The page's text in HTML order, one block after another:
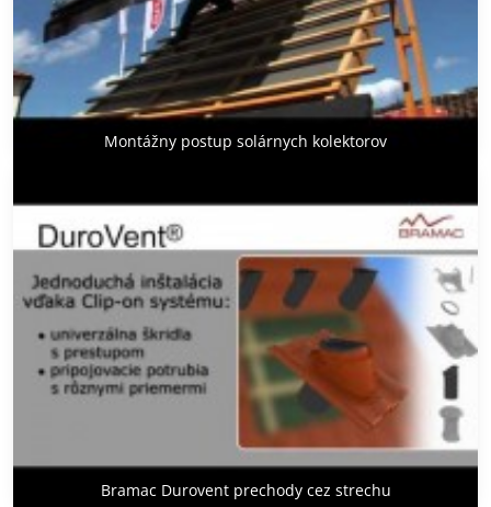
Montážny postup solárnych kolektorov
Bramac Durovent prechody cez strechu